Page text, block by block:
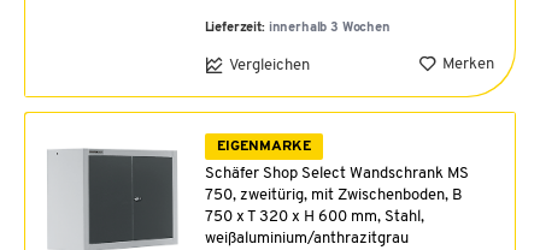
Lieferzeit: innerhalb 3 Wochen
Vergleichen Merken
EIGENMARKE
Schäfer Shop Select Wandschrank MS
750, zweitürig, mit Zwischenboden, B
750 x T 320 x H 600 mm, Stahl,
weißaluminium/anthrazitgrau